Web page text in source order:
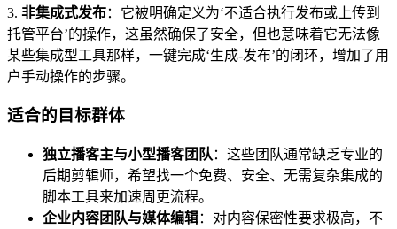
3. 非集成式发布：它被明确定义为‘不适合执行发布或上传到
托管平台’的操作，这虽然确保了安全，但也意味着它无法像
某些集成型工具那样，一键完成‘生成-发布’的闭环，增加了用
户手动操作的步骤。
适合的目标群体
独立播客主与小型播客团队 ：这些团队通常缺乏专业的
后期剪辑师，希望找一个免费、安全、无需复杂集成的
脚本工具来加速周更流程。
企业内容团队与媒体编辑：对内容保密性要求极高，不